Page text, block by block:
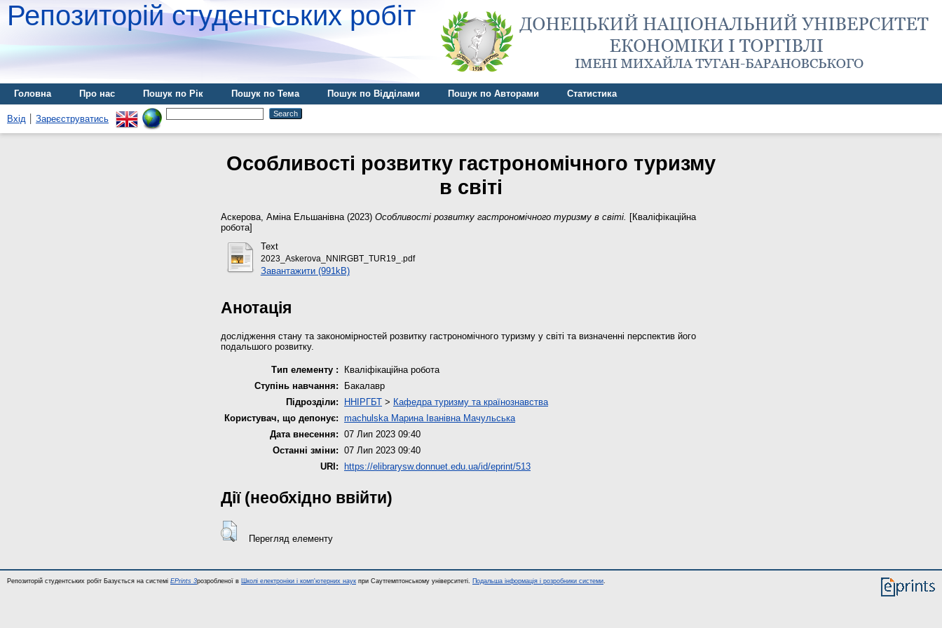
Репозиторій студентських робіт
Головна Про нас Пошук по Рік Пошук по Тема Пошук по Відділами Пошук по Авторами Статистика
Вхід Зареєструватись
Особливості розвитку гастрономічного туризму
в світі
Аскерова, Аміна Ельшанівна (2023) Особливості розвитку гастрономічного туризму в світі. [Кваліфікаційна
робота]
Text
2023_Askerova_NNIRGBT_TUR19_.pdf
Завантажити (991kB)
Анотація
дослідження стану та закономірностей розвитку гастрономічного туризму у світі та визначенні перспектив його
подальшого розвитку.
Тип елементу :
Кваліфікаційна робота
Ступінь навчання:
Бакалавр
Підрозділи:
ННІРГБТ > Кафедра туризму та країнознавства
Користувач, що депонує: machulska Марина Іванівна Мачульська
Дата внесення: 07 Лип 2023 09:40
Останні зміни: 07 Лип 2023 09:40
URI:
https://elibrarysw.donnuet.edu.ua/id/eprint/513
Дії (необхідно ввійти)
Перегляд елементу
Репозиторій студентських робіт Базується на системі EPrints 3розробленої в Школі електроніки і комп'ютерних наук при Саутгемптонському університеті. Подальша інформація і розробники системи